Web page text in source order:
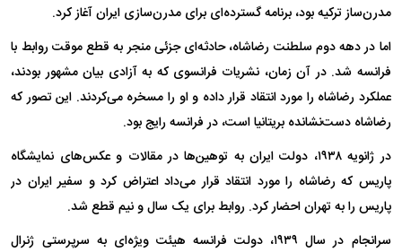
مدرن‌ساز ترکیه بود، برنامه گسترده‌ای برای مدرن‌سازی ایران آغاز کرد.
اما در دهه دوم سلطنت رضاشاه، حادثه‌ای جزئی منجر به قطع موقت روابط با
فرانسه شد. در آن زمان، نشریات فرانسوی که به آزادی بیان مشهور بودند،
عملکرد رضاشاه را مورد انتقاد قرار داده و او را مسخره می‌کردند. این تصور که
رضاشاه دست‌نشانده بریتانیا است، در فرانسه رایج بود.
در ژانویه ۱۹۳۸، دولت ایران به توهین‌ها در مقالات و عکس‌های نمایشگاه
پاریس که رضاشاه را مورد انتقاد قرار می‌داد اعتراض کرد و سفیر ایران در
پاریس را به تهران احضار کرد. روابط برای یک سال و نیم قطع شد.
سرانجام در سال ۱۹۳۹، دولت فرانسه هیئت ویژه‌ای به سرپرستی ژنرال